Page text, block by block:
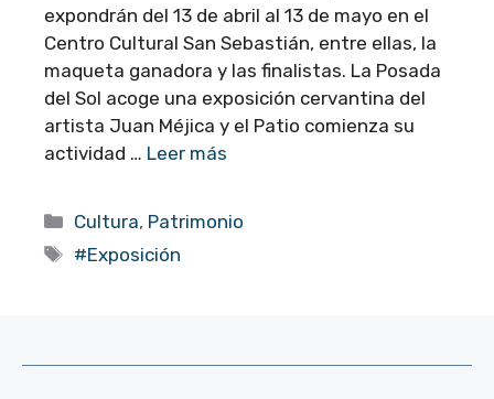
expondrán del 13 de abril al 13 de mayo en el
Centro Cultural San Sebastián, entre ellas, la
maqueta ganadora y las finalistas. La Posada
del Sol acoge una exposición cervantina del
artista Juan Méjica y el Patio comienza su
actividad … Leer más
Categorías
Cultura, Patrimonio
Etiquetas
#Exposición